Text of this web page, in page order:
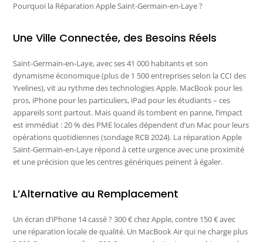
Pourquoi la Réparation Apple Saint-Germain-en-Laye ?
Une Ville Connectée, des Besoins Réels
Saint-Germain-en-Laye, avec ses 41 000 habitants et son
dynamisme économique (plus de 1 500 entreprises selon la CCI des
Yvelines), vit au rythme des technologies Apple. MacBook pour les
pros, iPhone pour les particuliers, iPad pour les étudiants – ces
appareils sont partout. Mais quand ils tombent en panne, l’impact
est immédiat : 20 % des PME locales dépendent d’un Mac pour leurs
opérations quotidiennes (sondage RCB 2024). La réparation Apple
Saint-Germain-en-Laye répond à cette urgence avec une proximité
et une précision que les centres génériques peinent à égaler.
L’Alternative au Remplacement
Un écran d’iPhone 14 cassé ? 300 € chez Apple, contre 150 € avec
une réparation locale de qualité. Un MacBook Air qui ne charge plus